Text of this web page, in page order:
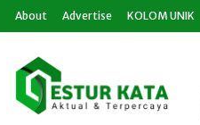
About Advertise KOLOM UNIK